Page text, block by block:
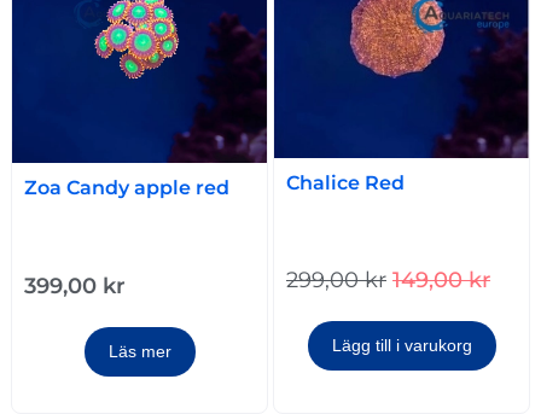
Zoa Candy apple red
399,00 kr
Läs mer
Chalice Red
299,00kr 149,00kr
Lägg till i varukorg